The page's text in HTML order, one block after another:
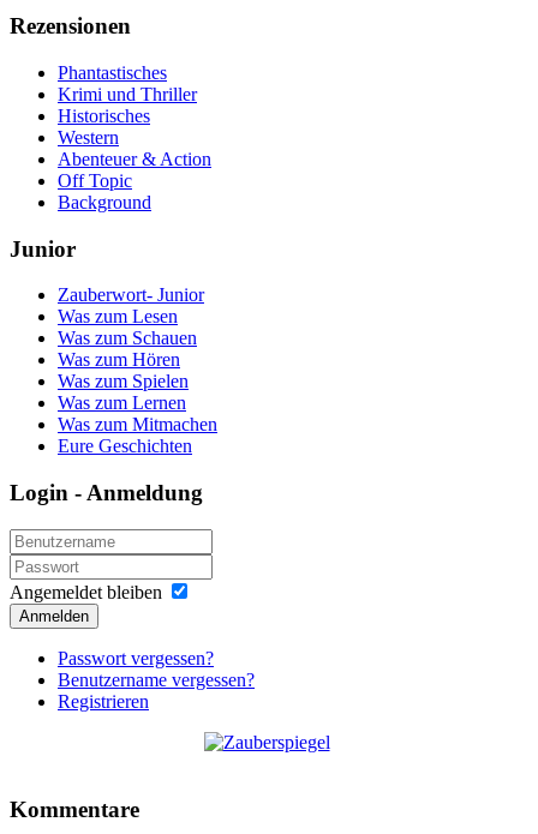
Rezensionen
Phantastisches
Krimi und Thriller
Historisches
Western
Abenteuer & Action
Off Topic
Background
Junior
Zauberwort- Junior
Was zum Lesen
Was zum Schauen
Was zum Hören
Was zum Spielen
Was zum Lernen
Was zum Mitmachen
Eure Geschichten
Login - Anmeldung
Angemeldet bleiben
Anmelden
Passwort vergessen?
Benutzername vergessen?
Registrieren
Kommentare